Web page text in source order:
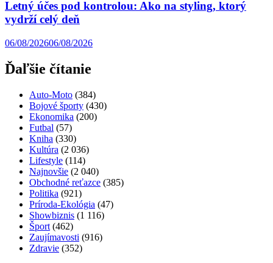
Letný účes pod kontrolou: Ako na styling, ktorý
vydrží celý deň
06/08/202606/08/2026
Ďaľšie čítanie
Auto-Moto (384)
Bojové športy (430)
Ekonomika (200)
Futbal (57)
Kniha (330)
Kultúra (2 036)
Lifestyle (114)
Najnovšie (2 040)
Obchodné reťazce (385)
Politika (921)
Príroda-Ekológia (47)
Showbiznis (1 116)
Šport (462)
Zaujímavosti (916)
Zdravie (352)